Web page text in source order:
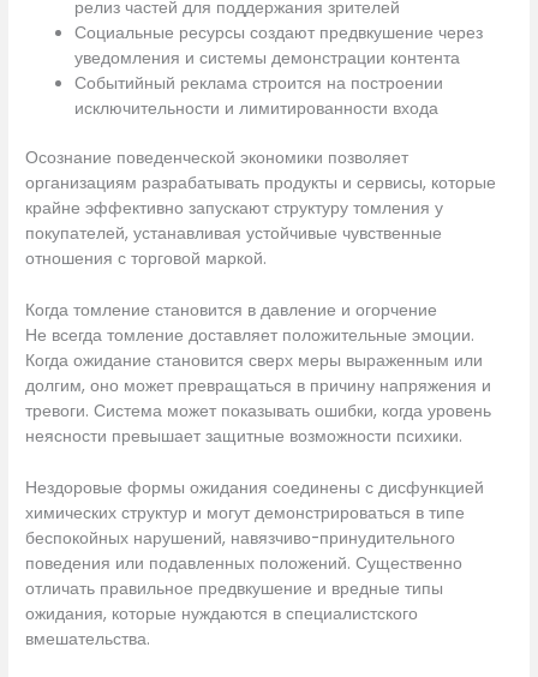
релиз частей для поддержания зрителей
Социальные ресурсы создают предвкушение через
уведомления и системы демонстрации контента
Событийный реклама строится на построении
исключительности и лимитированности входа
Осознание поведенческой экономики позволяет
организациям разрабатывать продукты и сервисы, которые
крайне эффективно запускают структуру томления у
покупателей, устанавливая устойчивые чувственные
отношения с торговой маркой.
Когда томление становится в давление и огорчение
Не всегда томление доставляет положительные эмоции.
Когда ожидание становится сверх меры выраженным или
долгим, оно может превращаться в причину напряжения и
тревоги. Система может показывать ошибки, когда уровень
неясности превышает защитные возможности психики.
Нездоровые формы ожидания соединены с дисфункцией
химических структур и могут демонстрироваться в типе
беспокойных нарушений, навязчиво-принудительного
поведения или подавленных положений. Существенно
отличать правильное предвкушение и вредные типы
ожидания, которые нуждаются в специалистского
вмешательства.